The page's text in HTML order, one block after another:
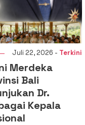
Juli 22, 2026 - Terkini
Merdeka
Bali
Dr.
Kepala